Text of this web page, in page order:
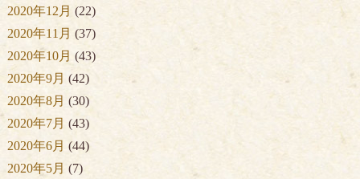
2020年12月 (22)
2020年11月 (37)
2020年10月 (43)
2020年9月 (42)
2020年8月 (30)
2020年7月 (43)
2020年6月 (44)
2020年5月 (7)